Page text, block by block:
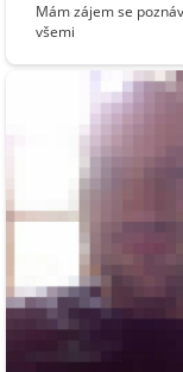
Mám zájem se
všemi